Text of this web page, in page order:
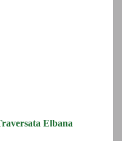
Elbana